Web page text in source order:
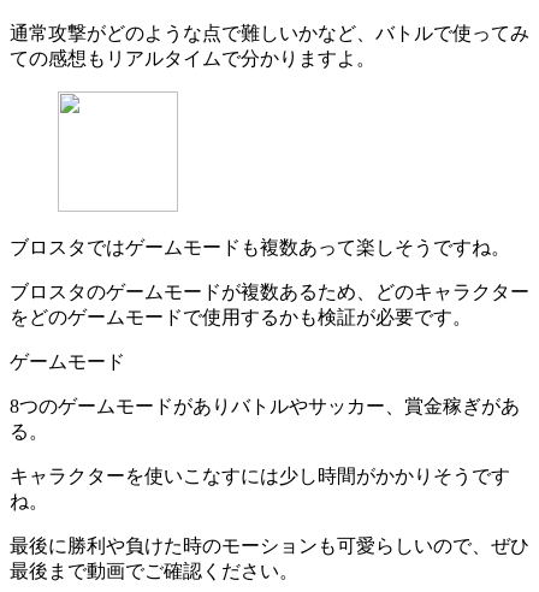
通常攻撃がどのような点で難しいかなど、バトルで使ってみ
ての感想もリアルタイムで分かりますよ。
ブロスタではゲームモードも複数あって楽しそうですね。
ブロスタのゲームモードが複数あるため、どのキャラクター
をどのゲームモードで使用するかも検証が必要です。
ゲームモード
8つのゲームモードがありバトルやサッカー、賞金稼ぎがあ
る。
キャラクターを使いこなすには少し時間がかかりそうです
ね。
最後に勝利や負けた時のモーションも可愛らしいので、ぜひ
最後まで動画でご確認ください。